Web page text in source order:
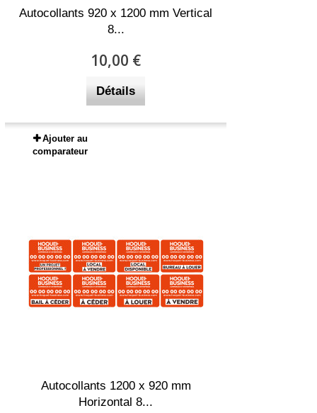
Autocollants 920 x 1200 mm Vertical
8...
10,00 €
Détails
Ajouter au
comparateur
Autocollants 1200 x 920 mm
Horizontal 8...